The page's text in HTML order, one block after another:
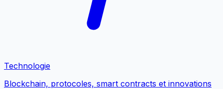
Technologie
Blockchain, protocoles, smart contracts et innovations